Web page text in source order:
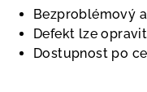
Bezproblémový
Defekt lze
Dostupnost po